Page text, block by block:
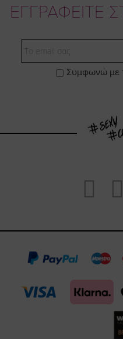
ΕΓΓΡΑΦΕΙΤΕ
Συμφωνώ με